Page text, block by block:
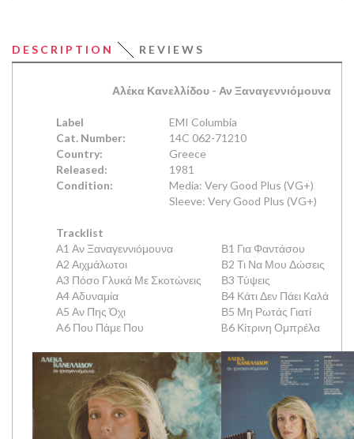
DESCRIPTION REVIEWS
Αλέκα Κανελλίδου - Αν Ξαναγεννιόμουνα
Label
EMI Columbia
Cat. Number:
14C 062-71210
Country:
Greece
Released:
1981
Condition:
Media: Very Good Plus (VG+)
Sleeve: Very Good Plus (VG+)
Tracklist
Α1 Αν Ξαναγεννιόμουνα
Β1 Για Φαντάσου
Α2 Αιχμάλωτοι
Β2 Τι Να Μου Δώσεις
Α3 Πόσο Γλυκά Με Σκοτώνεις
Β3 Τύψεις
Α4 Αδυναμία
Β4 Κάτι Δεν Πάει Καλά
Α5 Αν Πης Όχι
Β5 Μη Ρωτάς Γιατί
A6 Που Πάμε Που
B6 Κίτρινη Ομπρέλα